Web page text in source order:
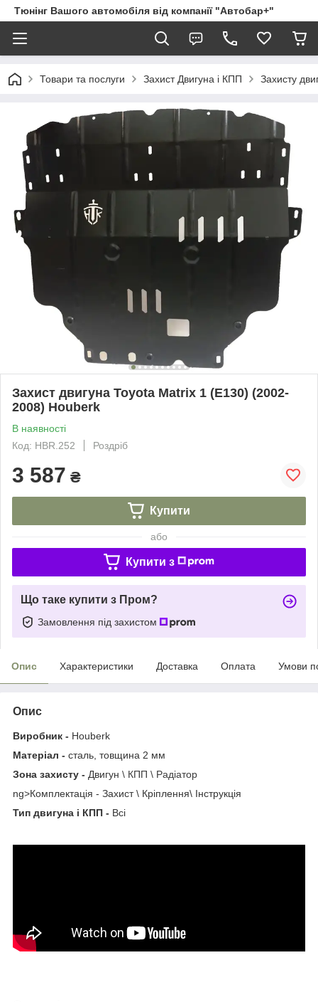
Тюнінг Вашого автомобіля від компанії "Автобар+"
Товари та послуги Захист Двигуна і КПП Захисту
Захист двигуна Toyota Matrix 1 (E130) (2002-
2008) Houberk
В наявності
Код: HBR.252
Роздріб
3 587 ₴
Купити
або
Купити з
Що таке купити з Пром?
Замовлення під захистом
Опис Характеристики Доставка Оплата Умови
Опис
Виробник - Houberk
Матеріал - сталь, товщина 2 мм
Зона захисту - Двигун \ КПП \ Радіатор
ng>Комплектація - Захист \ Кріплення\ Інструкція
Тип двигуна і КПП - Всі